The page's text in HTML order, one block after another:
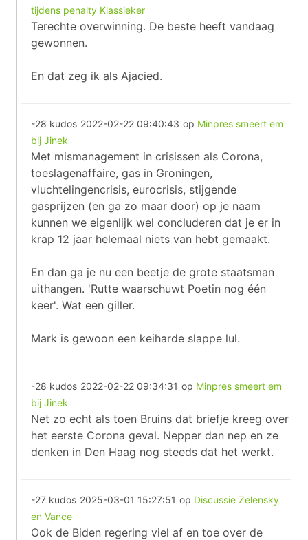
tijdens penalty Klassieker
Terechte overwinning. De beste heeft vandaag
gewonnen.
En dat zeg ik als Ajacied.
-28 kudos 2022-02-22 09:40:43 op Minpres smeert em
bij Jinek
Met mismanagement in crisissen als Corona,
toeslagenaffaire, gas in Groningen,
vluchtelingencrisis, eurocrisis, stijgende
gasprijzen (en ga zo maar door) op je naam
kunnen we eigenlijk wel concluderen dat je er in
krap 12 jaar helemaal niets van hebt gemaakt.
En dan ga je nu een beetje de grote staatsman
uithangen. 'Rutte waarschuwt Poetin nog één
keer'. Wat een giller.
Mark is gewoon een keiharde slappe lul.
-28 kudos 2022-02-22 09:34:31 op Minpres smeert em
bij Jinek
Net zo echt als toen Bruins dat briefje kreeg over
het eerste Corona geval. Nepper dan nep en ze
denken in Den Haag nog steeds dat het werkt.
-27 kudos 2025-03-01 15:27:51 op Discussie Zelensky
en Vance
Ook de Biden regering viel af en toe over de